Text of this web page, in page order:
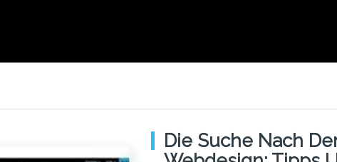
Die Suche Nach